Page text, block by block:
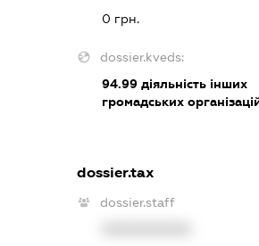
0 грн.
dossier.kveds:
94.99діяльність інших
громадських
dossier.tax
dossier.staff